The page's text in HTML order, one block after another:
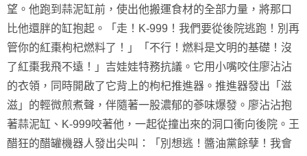
望。他跑到蒜泥缸前，使出他搬運食材的全部力量，將那口
比他還胖的缸抱起。「走！K-999！我們要從後院逃跑！別再
管你的紅棗枸杞燃料了！」「不行！燃料是文明的基礎！沒
了紅棗我飛不遠！」吉娃娃特務抗議。它用小嘴咬住廖沾沾
的衣領，同時開啟了它背上的枸杞推進器。推進器發出「滋
滋」的輕微煎煮聲，伴隨著一股濃郁的蔘味爆發。廖沾沾抱
著蒜泥缸、K-999咬著他，一起從撞出來的洞口衝向後院。王
醋狂的醋罐機器人發出尖叫：「別想逃！醬油黨餘孽！我會